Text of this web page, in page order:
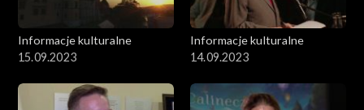
Informacje kulturalne
15.09.2023
Informacje kulturalne
14.09.2023